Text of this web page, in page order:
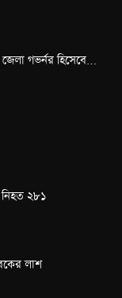
গভর্নর হিসেবে…
নিহত ২৮১
লাশ